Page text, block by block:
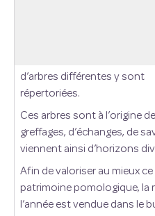
d’arbres différentes y sont
répertoriées.
Ces arbres sont à l’origine de
greffages, d’échanges, de
viennent ainsi d’horizons
Afin de valoriser au mieux ce
patrimoine pomologique, la
l’année est vendue dans le